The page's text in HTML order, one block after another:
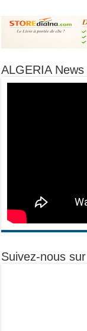
ALGERIA News
Suivez-nous